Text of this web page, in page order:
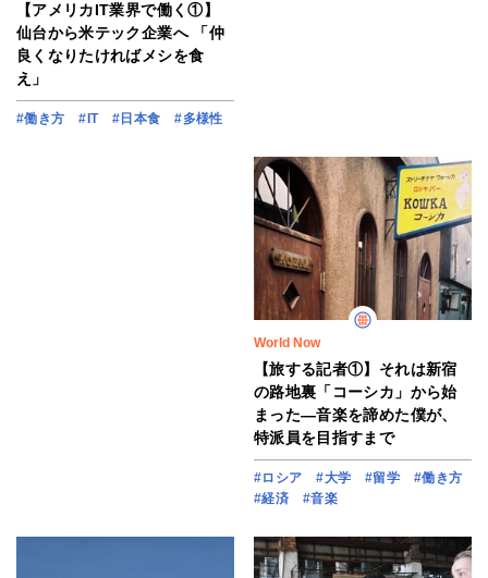
【アメリカIT業界で働く①】
仙台から米テック企業へ 「仲
良くなりたければメシを食
え」
#働き方 #IT #日本食 #多様性
World Now
【旅する記者①】それは新宿
の路地裏「コーシカ」から始
まった―音楽を諦めた僕が、
特派員を目指すまで
#ロシア #大学 #留学
#働き方
#経済
#音楽